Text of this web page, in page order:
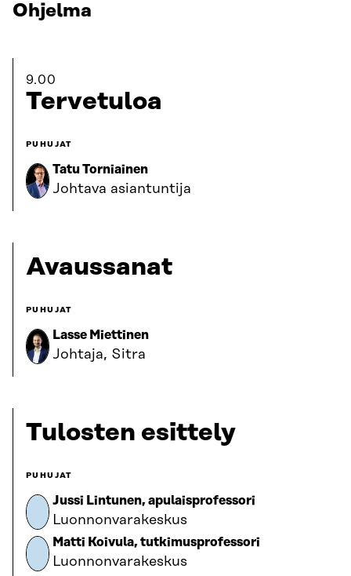
Ohjelma
9.00
Tervetuloa
PUHUJAT
Tatu Torniainen
Johtava asiantuntija
Avaussanat
PUHUJAT
Lasse Miettinen
Johtaja, Sitra
Tulosten esittely
PUHUJAT
Jussi Lintunen, apulaisprofessori
Luonnonvarakeskus
Matti Koivula, tutkimusprofessori
Luonnonvarakeskus